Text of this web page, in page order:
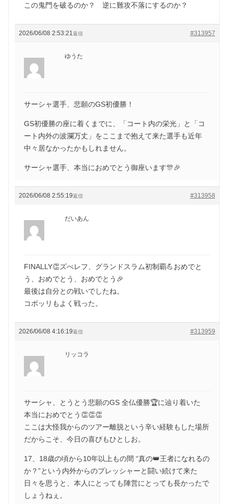
この鬼門を破るのか？ 逆に難攻不落にするのか？
2026/06/08 2:53:21 #313957
返信
ゆうた
サーシャ選手、悲願のGS初優勝！
GS初優勝の座に着くまでに、「コート内の栄光」と「コ
ート内外の波瀾万丈」をここまで抱えて来た選手も近年
中々居なかったかもしれません。
サーシャ選手、本当におめでとう御座います🎊🎉
2026/06/08 2:55:19 #313958
返信
だいあん
FINALLY👏ズべレフ、グランドスラム初制覇💪おめでと
う、おめでとう、おめでとう🎉
最後は自分との戦いでしたね。
コボッリもよく戦った。
2026/06/08 4:16:19 #313959
返信
リッコラ
サーシャ、とうとう悲願のGS 全仏優勝🏆に辿り着いた
本当におめでとう👏👏👏
ここは大怪我からのツアー離脱という辛い経験もした場所
だからこそ、今日の喜びもひとしお。
17、18歳の頃から10年以上もの間 “真の👑王者になれるの
か？”という内外からのプレッシャーと闘い続けて来た
日々を思うと、本人にとっても陣営にとっても長かったで
しょうねぇ。